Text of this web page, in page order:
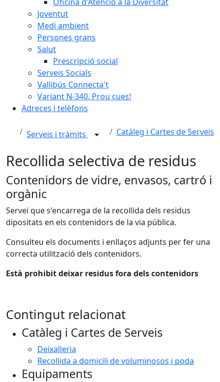
Joventut
Medi ambient
Persones grans
Salut
Prescripció social
Serveis Socials
Vallibús Connecta't
Variant N-340. Prou cues!
Adreces i telèfons
Serveis i tràmits Catàleg i Cartes de Serveis
Recollida selectiva de residus
Contenidors de vidre, envasos, cartró i
orgànic
Servei que s'encarrega de la recollida dels residus
dipositats en els contenidors de la via pública.
Consulteu els documents i enllaços adjunts per fer una
correcta utilització dels contenidors.
Està prohibit deixar residus fora dels contenidors
Contingut relacionat
Catàleg i Cartes de Serveis
Deixalleria
Recollida a domicili de voluminosos i poda
Equipaments